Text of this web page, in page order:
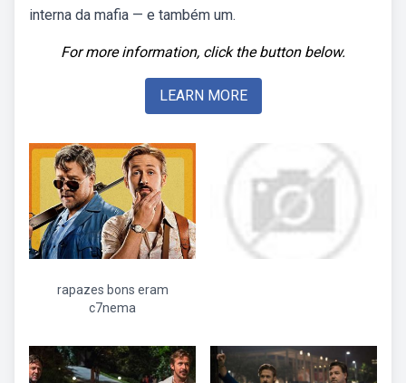
interna da mafia — e também um.
For more information, click the button below.
LEARN MORE
rapazes bons eram
c7nema